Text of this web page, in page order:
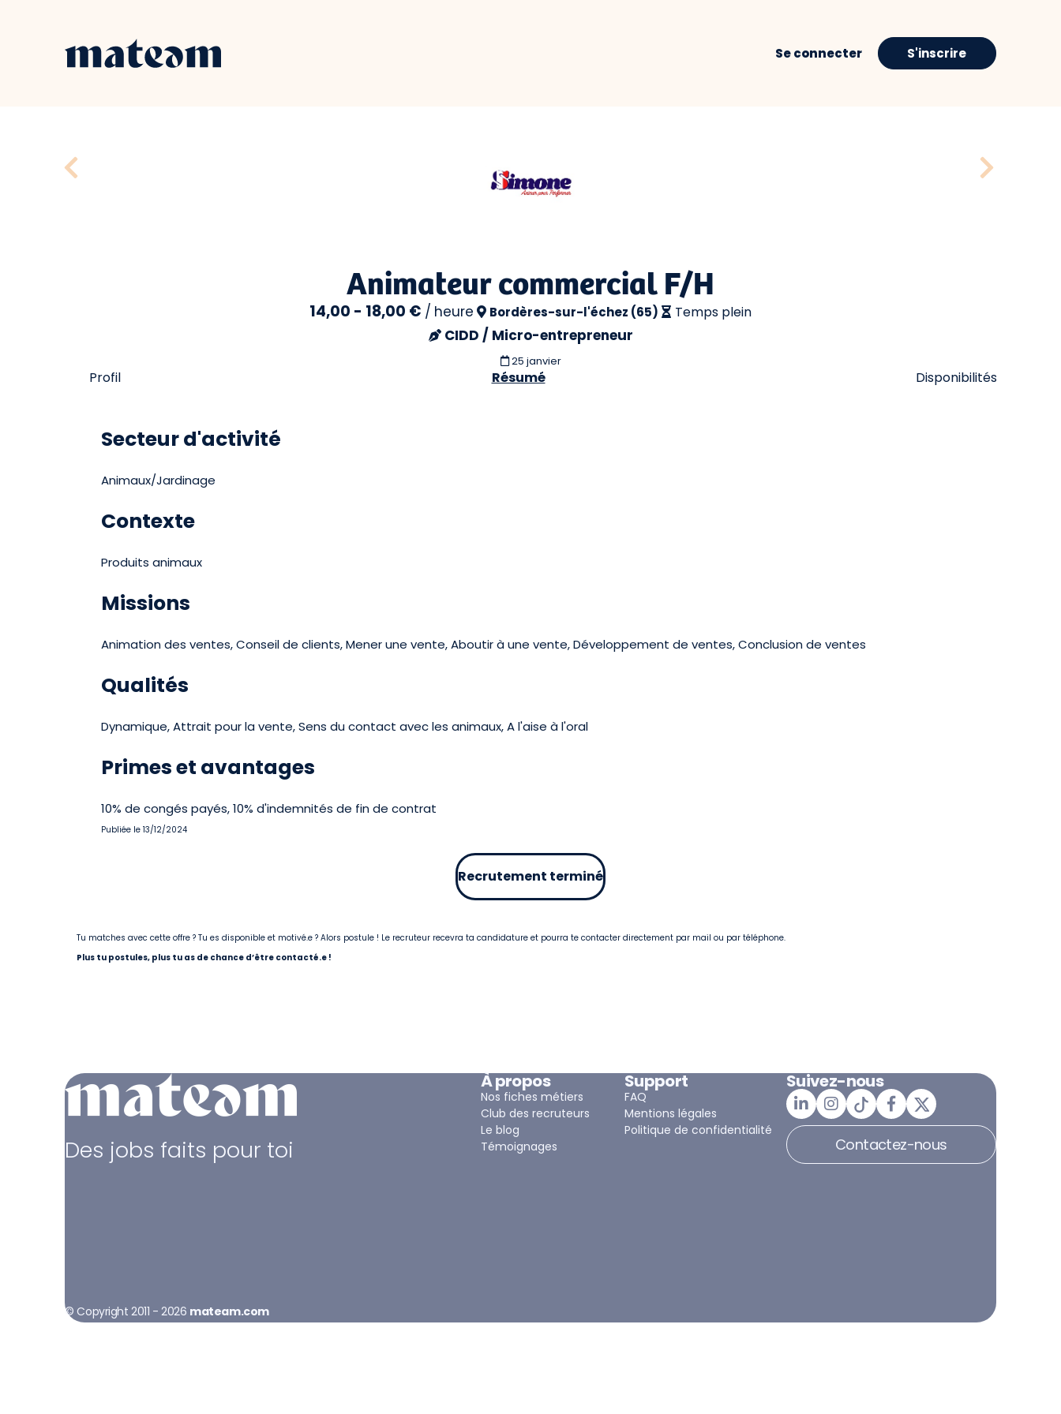
Se connecter S'inscrire
Animateur commercial F/H
14,00 - 18,00 € / heure Bordères-sur-l'échez (65) Temps plein
CIDD / Micro-entrepreneur
25 janvier
Profil Résumé Disponibilités
Secteur d'activité
Animaux/Jardinage
Contexte
Produits animaux
Missions
Animation des ventes, Conseil de clients, Mener une vente, Aboutir à une vente, Développement de ventes, Conclusion de ventes
Qualités
Dynamique, Attrait pour la vente, Sens du contact avec les animaux, A l'aise à l'oral
Primes et avantages
10% de congés payés, 10% d'indemnités de fin de contrat
Publiée le 13/12/2024
Recrutement terminé
Tu matches avec cette offre ? Tu es disponible et motivé.e ? Alors postule ! Le recruteur recevra ta candidature et pourra te contacter directement par mail ou par téléphone.
Plus tu postules, plus tu as de chance d’être contacté.e !
Des jobs faits pour toi
© Copyright 2011 - 2026 mateam.com
À propos
Nos fiches métiers
Club des recruteurs
Le blog
Témoignages
Support
FAQ
Mentions légales
Politique de confidentialité
Suivez-nous
Contactez-nous